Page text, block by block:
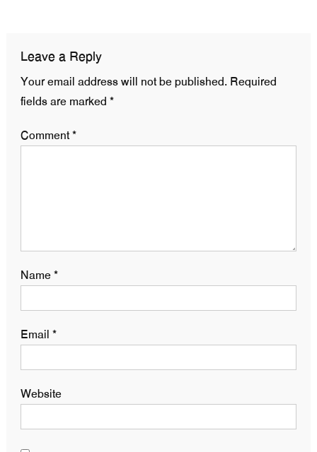
Leave a Reply
Your email address will not be published. Required
fields are marked *
Comment*
Name*
Email *
Website